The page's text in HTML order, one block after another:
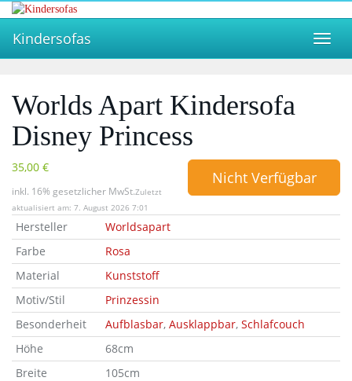
Skip
to
mainKindersofas
Worlds Apart Kindersofa
Disney Princess
35,00 €
inkl. 16% gesetzlicher MwSt.Zuletzt
aktualisiert am: 7. August 2026 7:01
Nicht Verfügbar
Hersteller
Worldsapart
Farbe
Rosa
Material
Kunststoff
Motiv/Stil
Prinzessin
Besonderheit
Aufblasbar, Ausklappbar, Schlafcouch
Höhe
68cm
Breite
105cm